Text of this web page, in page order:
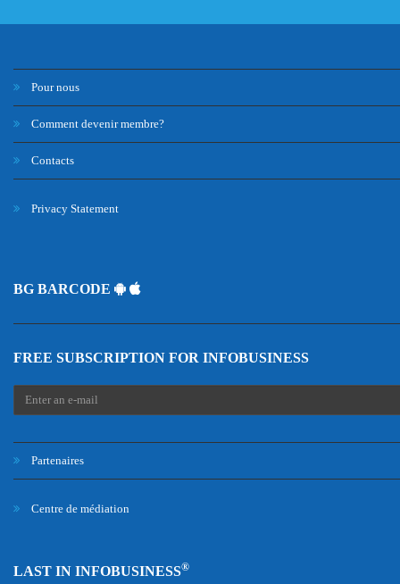
Pour nous
Comment devenir membre?
Contacts
Privacy Statement
BG BARCODE
FREE SUBSCRIPTION FOR INFOBUSINESS
Partenaires
Centre de médiation
LAST IN INFOBUSINESS®